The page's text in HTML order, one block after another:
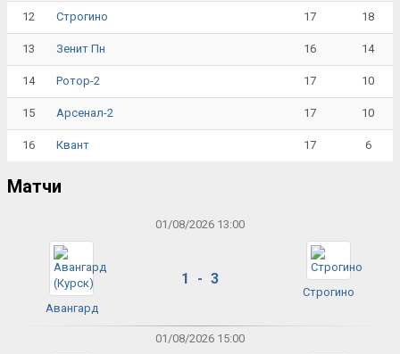
12 Строгино 17 18
13 Зенит Пн 16 14
14 Ротор-2 17 10
15 Арсенал-2 17 10
16 Квант 17 6
Матчи
01/08/2026 13:00
Авангард
1 - 3
Строгино
01/08/2026 15:00